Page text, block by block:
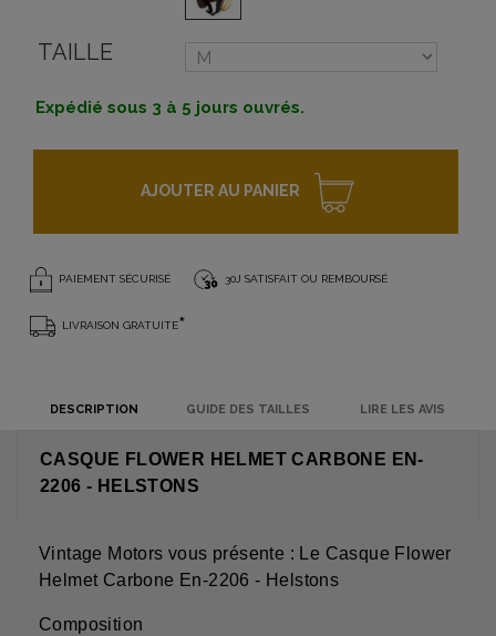
TAILLE
Expédié sous 3 à 5 jours ouvrés.
AJOUTER AU PANIER
PAIEMENT SÉCURISÉ 30J SATISFAIT OU REMBOURSÉ
LIVRAISON GRATUITE*
DESCRIPTION GUIDE DES TAILLES LIRE LES AVIS
CASQUE FLOWER HELMET CARBONE EN-
2206 - HELSTONS
Vintage Motors vous présente : Le Casque Flower
Helmet Carbone En-2206 - Helstons
Composition